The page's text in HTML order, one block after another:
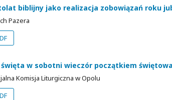
biblijny jako realizacja zobowiązań roku
Pazera
święta w sobotni wieczór początkiem
Komisja Liturgiczna w Opolu